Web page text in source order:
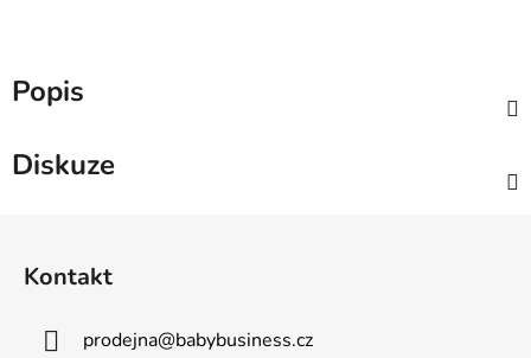
Popis
Diskuze
Kontakt
prodejna@babybusiness.cz